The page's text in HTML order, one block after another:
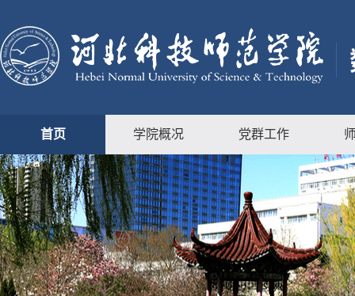
首页 学院概况 党群工作